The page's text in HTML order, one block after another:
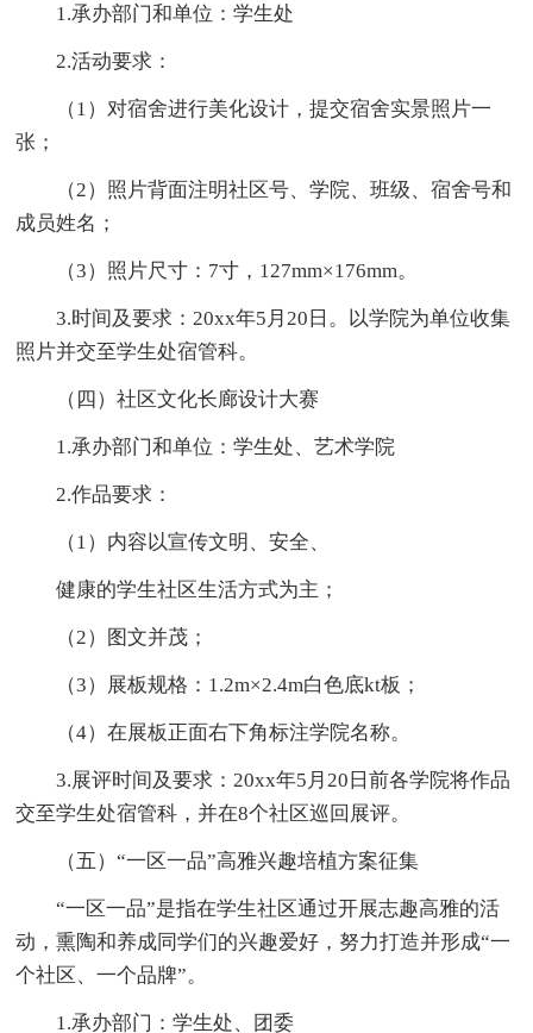
1.承办部门和单位：学生处
2.活动要求：
（1）对宿舍进行美化设计，提交宿舍实景照片一
张；
（2）照片背面注明社区号、学院、班级、宿舍号和
成员姓名；
（3）照片尺寸：7寸，127mm×176mm。
3.时间及要求：20xx年5月20日。以学院为单位收集
照片并交至学生处宿管科。
（四）社区文化长廊设计大赛
1.承办部门和单位：学生处、艺术学院
2.作品要求：
（1）内容以宣传文明、安全、
健康的学生社区生活方式为主；
（2）图文并茂；
（3）展板规格：1.2m×2.4m白色底kt板；
（4）在展板正面右下角标注学院名称。
3.展评时间及要求：20xx年5月20日前各学院将作品
交至学生处宿管科，并在8个社区巡回展评。
（五）“一区一品”高雅兴趣培植方案征集
“一区一品”是指在学生社区通过开展志趣高雅的活
动，熏陶和养成同学们的兴趣爱好，努力打造并形成“一
个社区、一个品牌”。
1.承办部门：学生处、团委